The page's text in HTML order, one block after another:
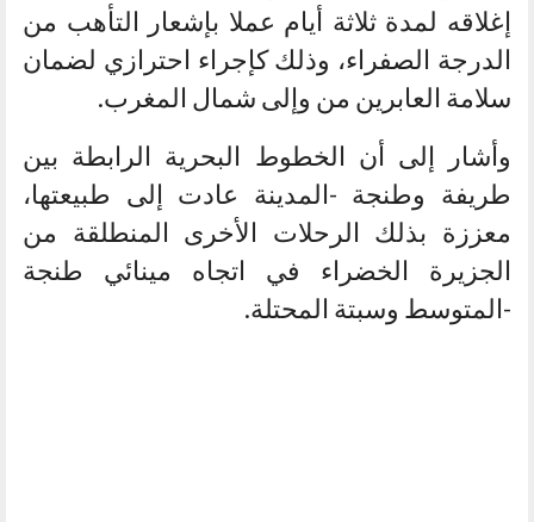
إغلاقه لمدة ثلاثة أيام عملا بإشعار التأهب من
الدرجة الصفراء، وذلك كإجراء احترازي لضمان
سلامة العابرين من وإلى شمال المغرب.
وأشار إلى أن الخطوط البحرية الرابطة بين
طريفة وطنجة -المدينة عادت إلى طبيعتها،
معززة بذلك الرحلات الأخرى المنطلقة من
الجزيرة الخضراء في اتجاه مينائي طنجة
-المتوسط وسبتة المحتلة.